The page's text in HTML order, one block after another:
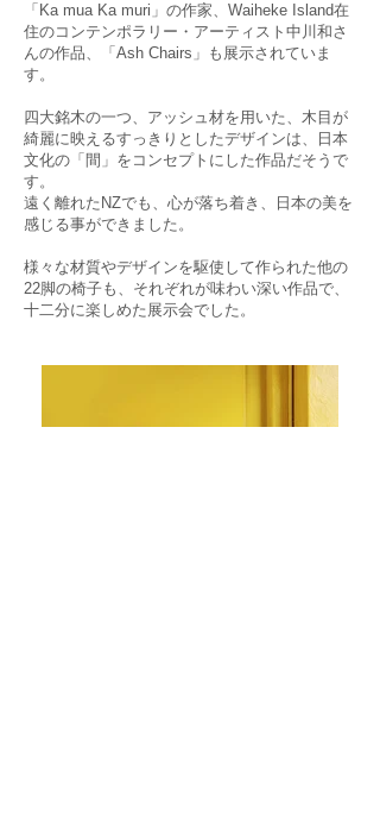
「Ka mua Ka muri」の作家、Waiheke Island在
住のコンテンポラリー・アーティスト中川和さ
んの作品、「Ash Chairs」も展示されていま
す。
四大銘木の一つ、アッシュ材を用いた、木目が
綺麗に映えるすっきりとしたデザインは、日本
文化の「間」をコンセプトにした作品だそうで
す。
遠く離れたNZでも、心が落ち着き、日本の美を
感じる事ができました。
様々な材質やデザインを駆使して作られた他の
22脚の椅子も、それぞれが味わい深い作品で、
十二分に楽しめた展示会でした。